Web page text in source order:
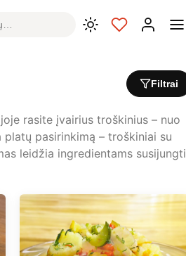
Filtrai
rasite įvairius troškinius – nuo
pasirinkimą – troškiniai su
leidžia ingredientams susijungti